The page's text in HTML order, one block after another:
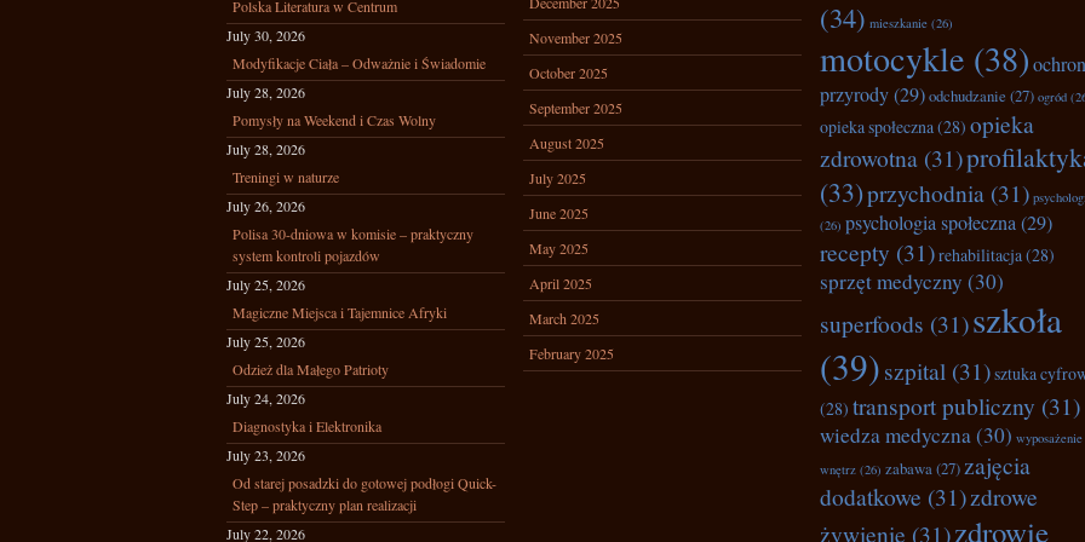
Polska Literatura w Centrum
July 30, 2026
Modyfikacje Ciała – Odważnie i Świadomie
July 28, 2026
Pomysły na Weekend i Czas Wolny
July 28, 2026
Treningi w naturze
July 26, 2026
Polisa 30-dniowa w komisie – praktyczny
system kontroli pojazdów
July 25, 2026
Magiczne Miejsca i Tajemnice Afryki
July 25, 2026
Odzież dla Małego Patrioty
July 24, 2026
Diagnostyka i Elektronika
July 23, 2026
Od starej posadzki do gotowej podłogi Quick-
Step – praktyczny plan realizacji
July 22, 2026
November 2025
October 2025
September 2025
August 2025
July 2025
June 2025
May 2025
April 2025
March 2025
February 2025
(34) mieszkanie (26)
motocykle (38)
przyrody(29)odchudzanie (27) ogród
opieka społeczna(28) opieka
zdrowotna (31)
(33)przychodnia (31)
(26) psychologia społeczna(29)
recepty (31)rehabilitacja(28)
sprzęt medyczny (30)
superfoods (31)szkoła
(39)szpital (31)sztuka
(28) transport publiczny (31)
wiedza medyczna(30) wyposażenie
wnętrz (26) zabawa(27) zajęcia
dodatkowe (31)zdrowe
żywienie (31)zdrowie